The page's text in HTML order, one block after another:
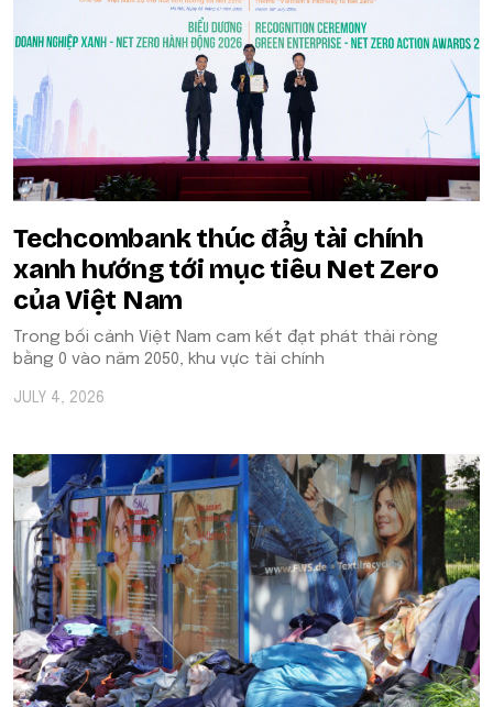
Techcombank thúc đẩy tài chính
xanh hướng tới mục tiêu Net Zero
của Việt Nam
Trong bối cảnh Việt Nam cam kết đạt phát thải ròng
bằng 0 vào năm 2050, khu vực tài chính
JULY 4, 2026